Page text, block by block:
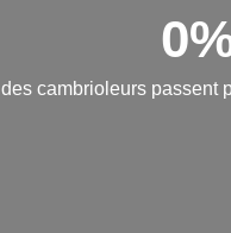
des cambrioleurs passent
0